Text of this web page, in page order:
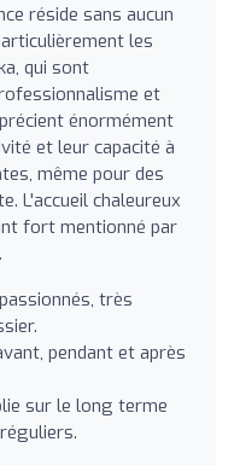
réside sans aucun
les
qui sont
et
énormément
et leur capacité à
même pour des
L'accueil chaleureux
fort mentionné par
très
pendant et après
sur le long terme